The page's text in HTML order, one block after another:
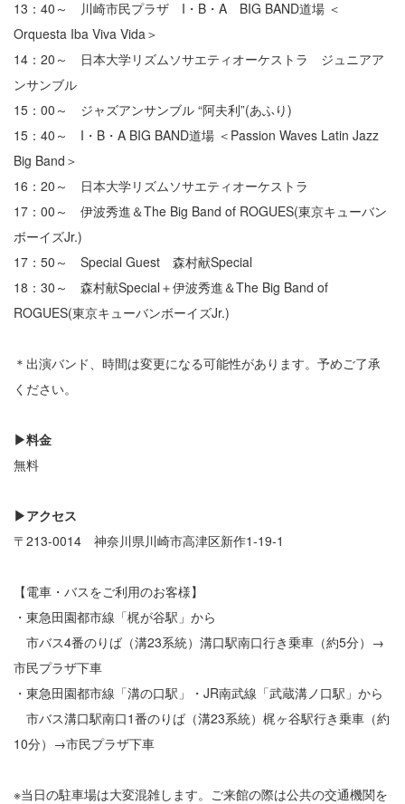
13：40～ 川崎市民プラザ I・B・A BIG BAND道場 ＜
Orquesta Iba Viva Vida＞
14：20～ 日本大学リズムソサエティオーケストラ ジュニアア
ンサンブル
15：00～ ジャズアンサンブル “阿夫利”(あふり)
15：40～ I・B・A BIG BAND道場 ＜Passion Waves Latin Jazz
Big Band＞
16：20～ 日本大学リズムソサエティオーケストラ
17：00～ 伊波秀進＆The Big Band of ROGUES(東京キューバン
ボーイズJr.)
17：50～ Special Guest 森村献Special
18：30～ 森村献Special＋伊波秀進＆The Big Band of
ROGUES(東京キューバンボーイズJr.)
＊出演バンド、時間は変更になる可能性があります。予めご了承
ください。
▶料金
無料
▶アクセス
〒213-0014 神奈川県川崎市高津区新作1-19-1
【電車・バスをご利用のお客様】
・東急田園都市線「梶が谷駅」から
市バス4番のりば（溝23系統）溝口駅南口行き乗車（約5分）→
市民プラザ下車
・東急田園都市線「溝の口駅」・JR南武線「武蔵溝ノ口駅」から
市バス溝口駅南口1番のりば（溝23系統）梶ヶ谷駅行き乗車（約
10分）→市民プラザ下車
※当日の駐車場は大変混雑します。ご来館の際は公共の交通機関を